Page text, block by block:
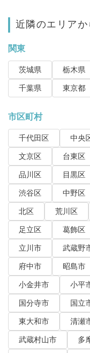
近隣のエリアか
関東
茨城県 栃木県
千葉県
東京都
市区町村
千代田区 中央
文京区
台東区
品川区
目黒区
渋谷区
中野区
北区
荒川区
足立区
葛飾区
立川市
武蔵野
府中市
昭島市
小金井市
小平
国分寺市
国立
東大和市
清瀬
武蔵村山市
多